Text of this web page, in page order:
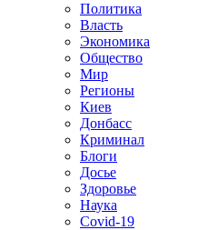
Политика
Власть
Экономика
Общество
Мир
Регионы
Киев
Донбасс
Криминал
Блоги
Досье
Здоровье
Наука
Covid-19